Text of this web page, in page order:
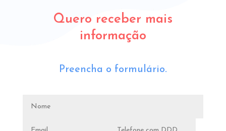
Quero receber mais
informação
Preencha o formulário.